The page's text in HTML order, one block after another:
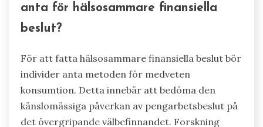
anta för hälsosammare finansiella
beslut?
För att fatta hälsosammare finansiella beslut bör
individer anta metoden för medveten
konsumtion. Detta innebär att bedöma den
känslomässiga påverkan av pengarbetsbeslut på
det övergripande välbefinnandet. Forskning